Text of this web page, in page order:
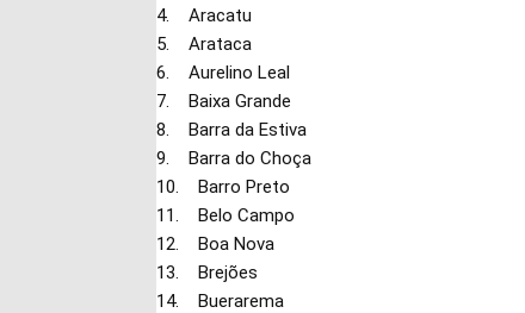
4. Aracatu
5. Arataca
6. Aurelino Leal
7. Baixa Grande
8. Barra da Estiva
9. Barra do Choça
10. Barro Preto
11. Belo Campo
12. Boa Nova
13. Brejões
14. Buerarema